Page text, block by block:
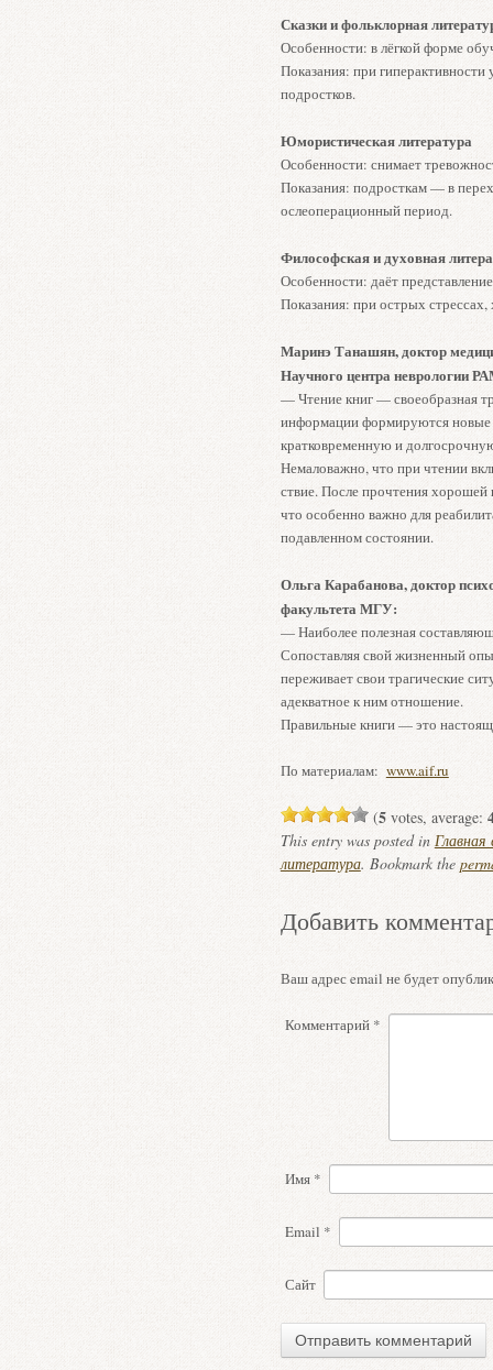
Сказки и фольклорная
Особенности: в лёгкой форме
Показания: при
подростков.
Юмористическая литература
Особенности: снимает
Показания: подрост­кам — в
ослеоперационный период.
Философская и духовная
Особенности: даёт
Показания: при острых
Маринэ Танашян, доктор
Научного центра неврологии
— Чтение книг — своеобразная
информации формируются новые
кратковременную и
Немаловажно, что при чтении
ствие. После прочтения хорошей
что особенно важно для
подавленном состоянии.
Ольга Карабанова, доктор
факультета МГУ:
— Наиболее полезная
Сопоставляя свой жизненный
переживает свои трагические
адекватное к ним отношение.
Правильные книги — это
По материалам: www.aif.ru
(5votes, average:
This entry was posted in
литература. Bookmark the
Добавить
Ваш адрес email не будет
Комментарий *
Имя *
Email *
Сайт